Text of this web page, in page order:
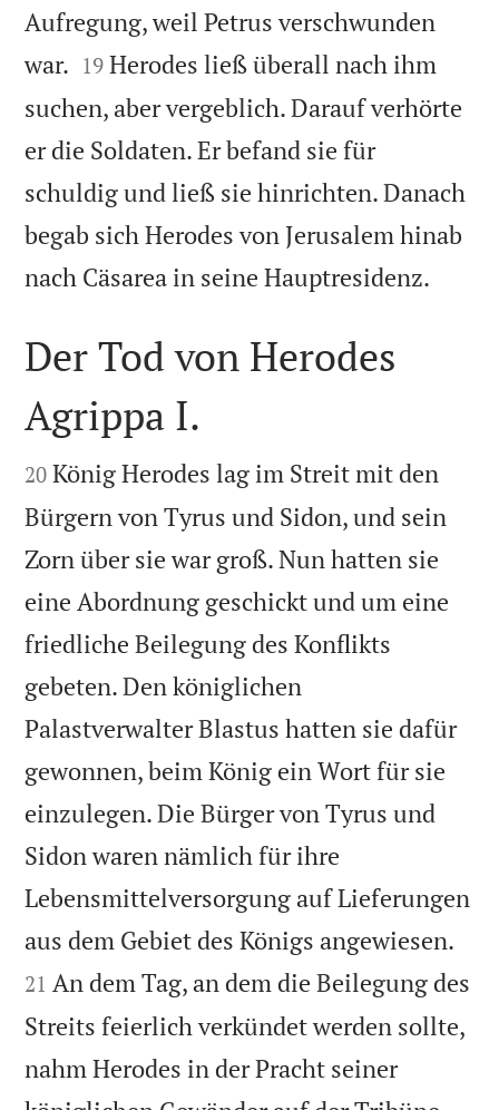
Aufregung, weil Petrus verschwunden
war. 

19 Herodes ließ überall nach ihm
suchen, aber vergeblich. Darauf verhörte
er die Soldaten. Er befand sie für
schuldig und ließ sie hinrichten. Danach
begab sich Herodes von Jerusalem hinab
nach Cäsarea in seine Hauptresidenz.

Der Tod von Herodes
Agrippa I.

20 König Herodes lag im Streit mit den
Bürgern von Tyrus und Sidon, und sein
Zorn über sie war groß. Nun hatten sie
eine Abordnung geschickt und um eine
friedliche Beilegung des Konflikts
gebeten. Den königlichen
Palastverwalter Blastus hatten sie dafür
gewonnen, beim König ein Wort für sie
einzulegen. Die Bürger von Tyrus und
Sidon waren nämlich für ihre
Lebensmittelversorgung auf Lieferungen
aus dem Gebiet des Königs angewiesen.
21 An dem Tag, an dem die Beilegung des
Streits feierlich verkündet werden sollte,
nahm Herodes in der Pracht seiner